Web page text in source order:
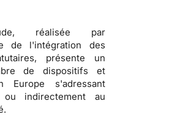
réalisée par
de l'intégration des
, présente un
de dispositifs et
Europe s'adressant
ou indirectement au